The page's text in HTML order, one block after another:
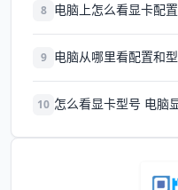
8 电脑上怎么看显卡配
9 电脑从哪里看配置和
10 怎么看显卡型号 电脑